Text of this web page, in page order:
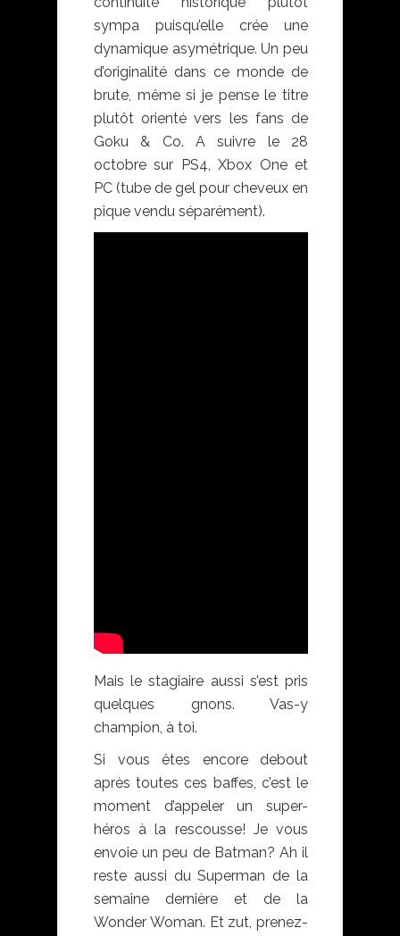
sympa puisqu’elle crée une
dynamique asymétrique. Un peu
d’originalité dans ce monde de
brute, même si je pense le titre
plutôt orienté vers les fans de
Goku & Co. A suivre le 28
octobre sur PS4, Xbox One et
PC (tube de gel pour cheveux en
pique vendu séparément).
Mais le stagiaire aussi s’est pris
quelques gnons. Vas-y
champion, à toi.
Si vous êtes encore debout
après toutes ces baffes, c’est le
moment d’appeler un super-
héros à la rescousse! Je vous
envoie un peu de Batman? Ah il
reste aussi du Superman de la
semaine dernière et de la
Wonder Woman. Et zut, prenez-